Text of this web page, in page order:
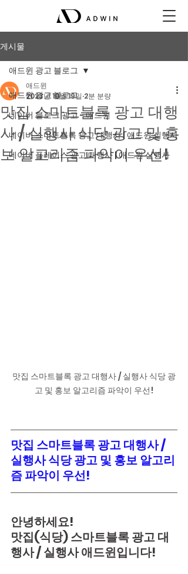
게시물
애드윈 광고 블로그
네이버 블로그 광고 - 애드윈
네이버 스마트블록 광고 대행사 | 애드윈 실행사
네이버 플레이스 광고 대행사 | 애드윈 실행사
애드윈 광고 블로그
맛집 스마트블록 광고 대행
사 / 실행사 식당 광고 및 홍
보 알고리즘 파악이 우선!
애드윈
2023년 10월 19일 2분 분량
맛집 스마트블록 광고 대행사 / 실행사 식당 광
고 및 홍보 알고리즘 파악이 우선!
맛집 스마트블록 광고 대행사 /
실행사 식당 광고 및 홍보 알고리
즘 파악이 우선!
안녕하세요!
맛집(식당) 스마트블록 광고 대
행사 / 실행사 애드윈입니다!